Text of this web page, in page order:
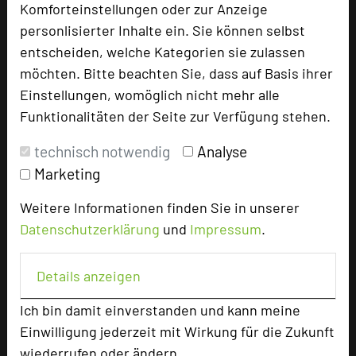
Komforteinstellungen oder zur Anzeige
personlisierter Inhalte ein. Sie können selbst
entscheiden, welche Kategorien sie zulassen
möchten. Bitte beachten Sie, dass auf Basis ihrer
Einstellungen, womöglich nicht mehr alle
Funktionalitäten der Seite zur Verfügung stehen.
technisch notwendig
Analyse
Marketing
Weitere Informationen finden Sie in unserer
Datenschutzerklärung und Impressum.
Details anzeigen
Ich bin damit einverstanden und kann meine
Einwilligung jederzeit mit Wirkung für die Zukunft
Hotel bewerten
Hoteldaten
Max. Tagungskapazität (Personen)
U-Form
Reihenbestuhlung
Tagungsräume
Doppelzimmer
Einzelzimmer
7
Juniorsuiten
7